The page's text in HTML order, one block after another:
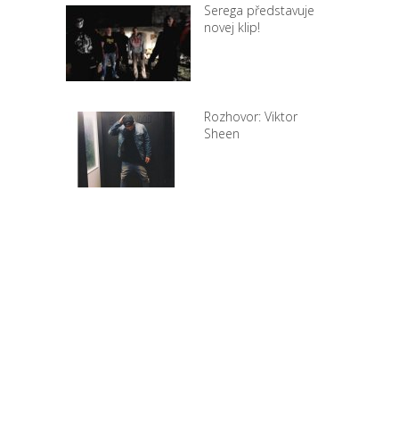
Serega představuje
novej klip!
Rozhovor: Viktor
Sheen